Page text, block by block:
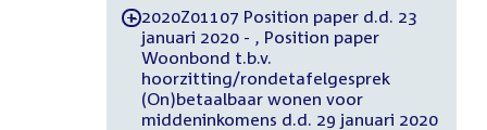
-2020Z01107 Position paper d.d. 23
januari 2020 - , Position paper
Woonbond t.b.v.
hoorzitting/rondetafelgesprek
(On)betaalbaar wonen voor
middeninkomens d.d. 29 januari 2020